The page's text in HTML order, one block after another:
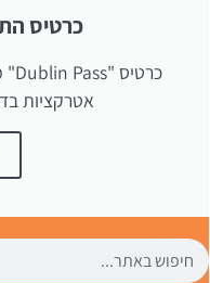
כרטיס
אטרקציות